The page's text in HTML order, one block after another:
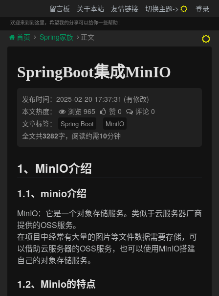
留言板 关于本站 友情链接 切换主题-> 登录
欢迎来到到这里，希望我的分享可以给你一些帮助！
首页 Spring家族 正文
SpringBoot集成MinIO
发布时间：2025-02-20 17:37:31 (有修改)
本文热度：
浏览 965 赞 0
评论 0
文章标签：
Spring Boot MiniIO
全文共3282字，阅读约需10分钟
1、MinIO介绍
1.1、minio介绍
MinIO：它是一个对象存储服务。类似于云服务器厂商
提供的OSS服务。
在项目中经常有大量的图片等文件数据需要存储，可
以借助云服务器的OSS服务，也可以使用MinIO搭建
自己的对象存储服务。
1.2、Minio的特点